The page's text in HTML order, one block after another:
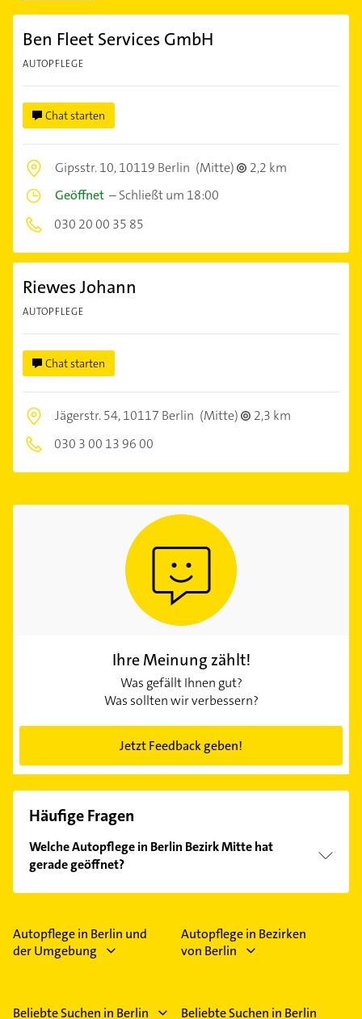
Ben Fleet Services GmbH
AUTOPFLEGE
Chat starten
Gipsstr. 10,10119 Berlin (Mitte)
2,2 km
Geöffnet –Schließt um 18:00
030 20 00 35 85
Riewes Johann
AUTOPFLEGE
Chat starten
Jägerstr. 54,10117 Berlin (Mitte)
2,3 km
030 3 00 13 96 00
Ihre Meinung zählt!
Was gefällt Ihnen gut?
Was sollten wir verbessern?
Jetzt Feedback geben!
Häufige Fragen
Welche Autopflege in Berlin Bezirk Mitte hat
gerade geöffnet?
Im Anbieter-Bereich finden Sie alleÖffnungszeiten.
Feiertagen abweichen können.
Autopflege in Berlin und
der Umgebung
Autopflege in Bezirken
von Berlin
Beliebte Suchen in Berlin
Beliebte Suchen in Berlin